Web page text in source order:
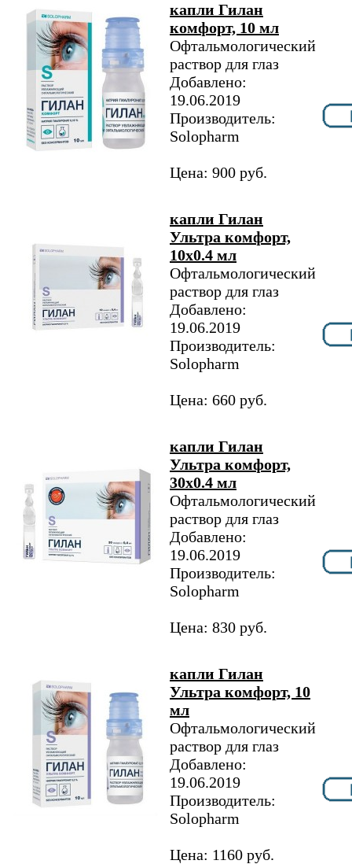
капли Гилан
комфорт, 10 мл
Офтальмологический
раствор для глаз
Добавлено:
19.06.2019
Производитель:
Solopharm
Цена: 900 руб.
капли Гилан
Ультра комфорт,
10х0.4 мл
Офтальмологический
раствор для глаз
Добавлено:
19.06.2019
Производитель:
Solopharm
Цена: 660 руб.
капли Гилан
Ультра комфорт,
30х0.4 мл
Офтальмологический
раствор для глаз
Добавлено:
19.06.2019
Производитель:
Solopharm
Цена: 830 руб.
капли Гилан
Ультра комфорт, 10
мл
Офтальмологический
раствор для глаз
Добавлено:
19.06.2019
Производитель:
Solopharm
Цена: 1160 руб.